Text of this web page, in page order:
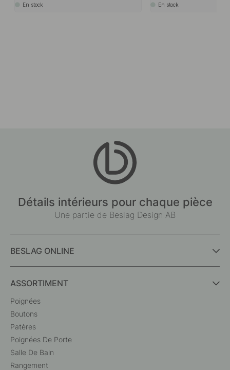
En stock En stock
Détails intérieurs pour chaque pièce
Une partie de Beslag Design AB
BESLAG ONLINE
ASSORTIMENT
Poignées
Boutons
Patères
Poignées De Porte
Salle De Bain
Rangement